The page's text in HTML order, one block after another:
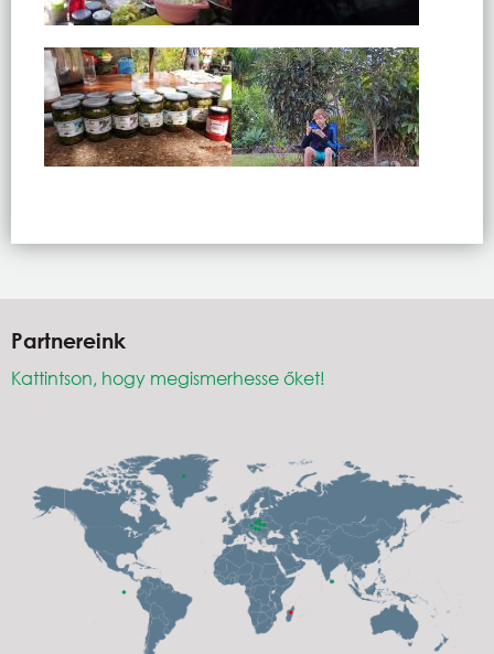
Partnereink
Kattintson, hogy megismerhesse őket!